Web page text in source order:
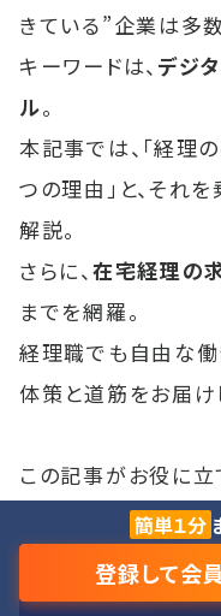
きている”企業は多
キーワードは、 デジ
ル。
本記事では、「経理
つの理由」と、それ
解説。
さらに、 在宅経理の
までを網羅。
経理職でも自由な働
体策と道筋をお届け
この記事がお役に立
簡単１分
登録して会